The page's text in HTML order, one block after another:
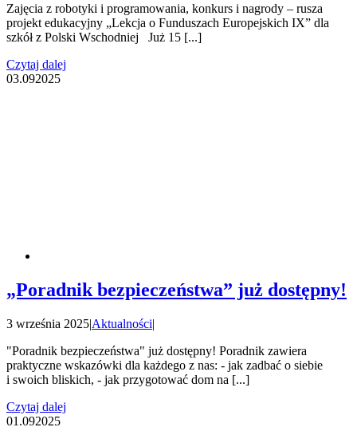
Zajęcia z robotyki i programowania, konkurs i nagrody – rusza
projekt edukacyjny „Lekcja o Funduszach Europejskich IX” dla
szkół z Polski Wschodniej Już 15 [...]
Czytaj dalej
03.092025
„Poradnik bezpieczeństwa” już dostępny!
3 września 2025|Aktualności|
"Poradnik bezpieczeństwa" już dostępny! Poradnik zawiera
praktyczne wskazówki dla każdego z nas: - jak zadbać o siebie
i swoich bliskich, - jak przygotować dom na [...]
Czytaj dalej
01.092025